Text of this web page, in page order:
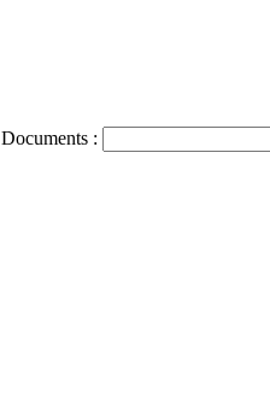
Documents :